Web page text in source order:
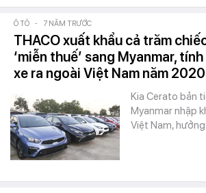
Ô TÔ - 7 NĂM TRƯỚC
THACO xuất khẩu cả trăm
‘miễn thuế’ sang Myanmar,
xe ra ngoài Việt Nam năm 2020
Kia Cerato bản
Myanmar nhập
Việt Nam,